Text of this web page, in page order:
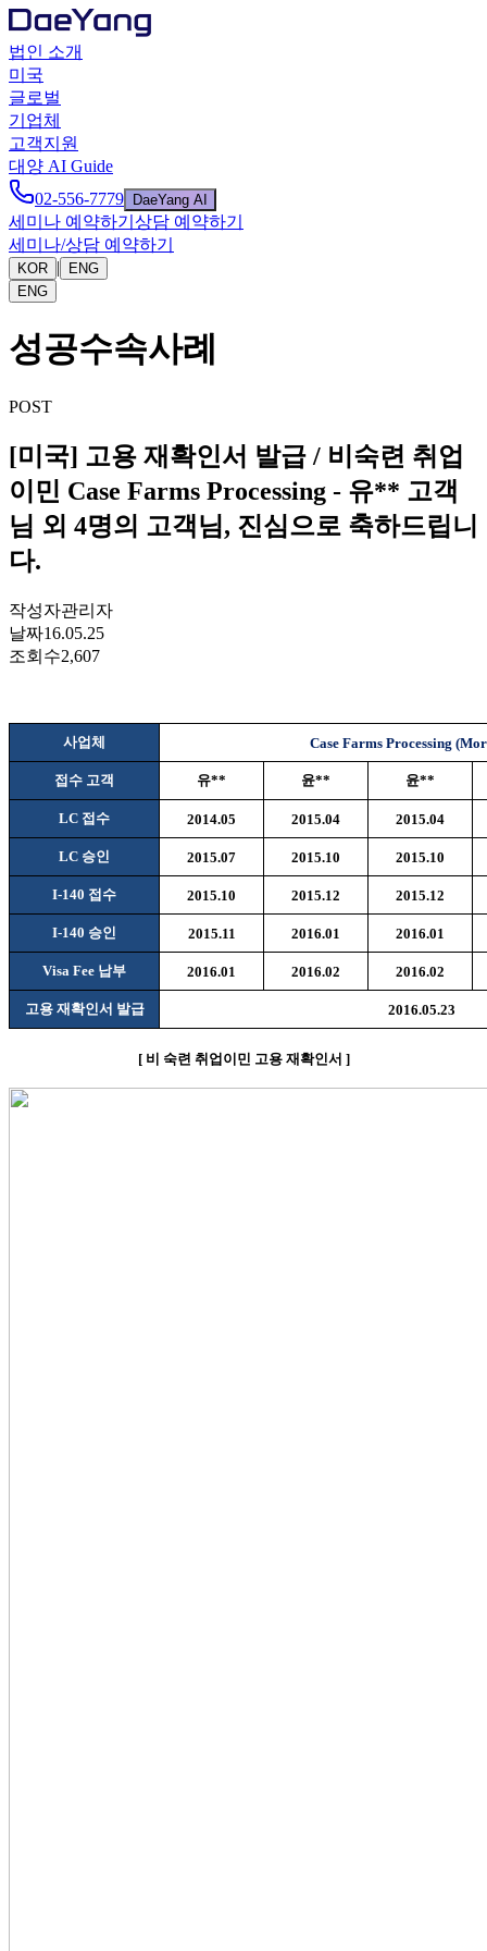
법인 소개
미국
글로벌
기업체
고객지원
대양 AI Guide
02-556-7779
DaeYang AI
세미나 예약하기 상담 예약하기
세미나/상담 예약하기
KOR |
ENG
ENG
성공수속사례
POST
[미국] 고용 재확인서 발급 / 비숙련 취업
이민 Case Farms Processing - 유** 고객
님 외 4명의 고객님, 진심으로 축하드립니
다.
작성자관리자
날짜16.05.25
조회수2,607
사업체 Case Farms Processing
접수 고객 유** 윤** 윤**
LC 접수 2014.05 2015.04 2015.04
LC 승인 2015.07 2015.10 2015.10
I-140 접수 2015.10 2015.12 2015.12
I-140 승인 2015.11 2016.01 2016.01
Visa Fee 납부 2016.01 2016.02 2016.02
고용 재확인서 발급 2016.05.23
[ 비 숙련 취업이민 고용 재확인서 ]